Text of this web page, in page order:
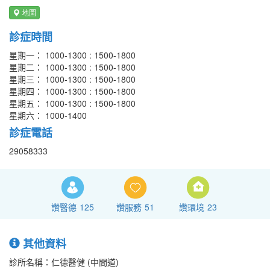
地圖
診症時間
星期一： 1000-1300 : 1500-1800
星期二： 1000-1300 : 1500-1800
星期三： 1000-1300 : 1500-1800
星期四： 1000-1300 : 1500-1800
星期五： 1000-1300 : 1500-1800
星期六： 1000-1400
診症電話
29058333
讚醫德 125 讚服務 51 讚環境 23
其他資料
診所名稱：仁德醫健 (中間道)